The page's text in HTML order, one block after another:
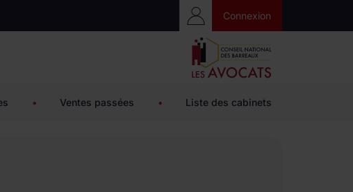
Accès Privé
Connexion
• Ventes passées • Liste des cabinets